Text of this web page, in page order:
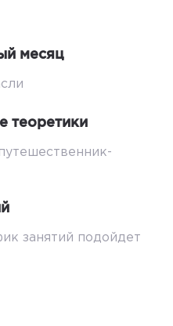
месяц
теоретики
занятий подойдет